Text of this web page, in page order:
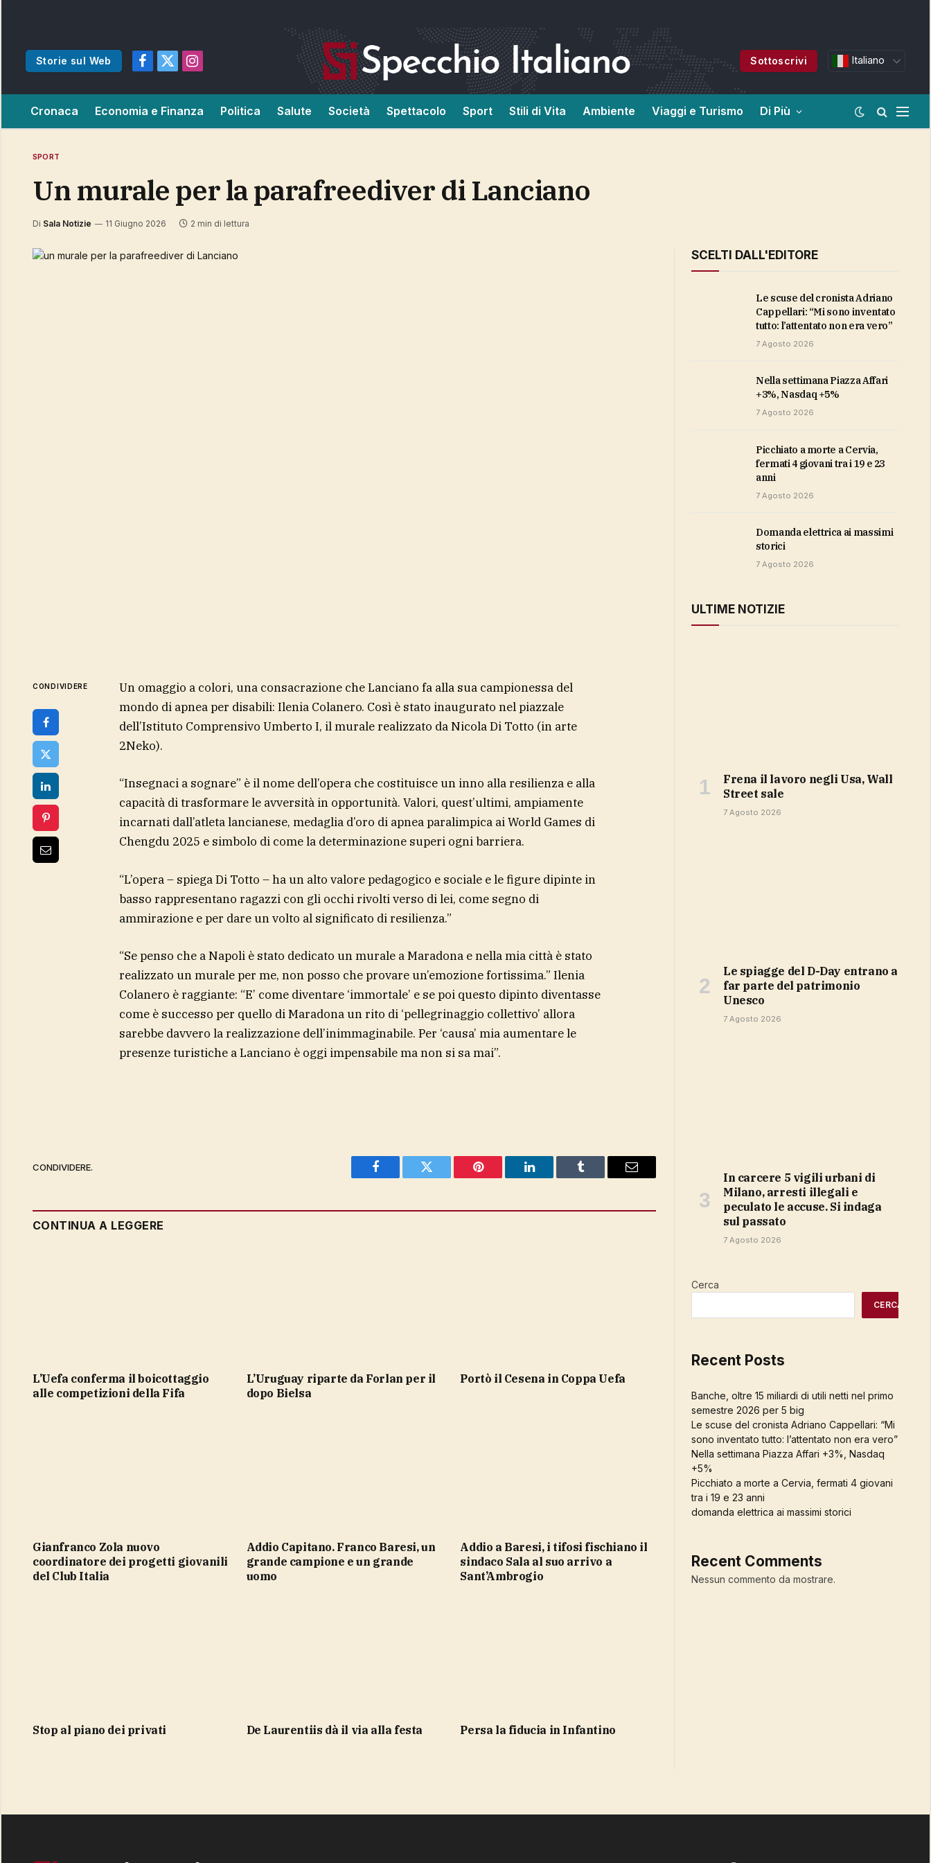
Storie sul Web
Facebook
X
Instagram
Sottoscrivi Italiano
Cronaca Economia e Finanza Politica Salute Società Spettacolo Sport Stili di Vita Ambiente Viaggi e Turismo Di Più
SPORT
un murale per la parafreediver di Lanciano
Di Sala Notizie 11 Giugno 2026 2 min di lettura
CONDIVIDERE
Un omaggio a colori, una consacrazione che Lanciano fa alla sua campionessa del
mondo di apnea per disabili: Ilenia Colanero. Così è stato inaugurato nel piazzale
dell’Istituto Comprensivo Umberto I, il murale realizzato da Nicola Di Totto (in arte
2Neko).
“Insegnaci a sognare” è il nome dell’opera che costituisce un inno alla resilienza e alla
capacità di trasformare le avversità in opportunità. Valori, quest’ultimi, ampiamente
incarnati dall’atleta lancianese, medaglia d’oro di apnea paralimpica ai World Games di
Chengdu 2025 e simbolo di come la determinazione superi ogni barriera.
“L’opera – spiega Di Totto – ha un alto valore pedagogico e sociale e le figure dipinte in
basso rappresentano ragazzi con gli occhi rivolti verso di lei, come segno di
ammirazione e per dare un volto al significato di resilienza.”
“Se penso che a Napoli è stato dedicato un murale a Maradona e nella mia città è stato
realizzato un murale per me, non posso che provare un’emozione fortissima.” Ilenia
Colanero è raggiante: “E’ come diventare ‘immortale’ e se poi questo dipinto diventasse
come è successo per quello di Maradona un rito di ‘pellegrinaggio collettivo’ allora
sarebbe davvero la realizzazione dell’inimmaginabile. Per ‘causa’ mia aumentare le
presenze turistiche a Lanciano è oggi impensabile ma non si sa mai”.
CONDIVIDERE.
Facebook Twitter Pinterest LinkedIn Tumblr Email
CONTINUA A LEGGERE
L’Uefa conferma il boicottaggio
alle competizioni della Fifa
L’Uruguay riparte da Forlan per il
dopo Bielsa
portò il Cesena in Coppa Uefa
Gianfranco Zola nuovo
coordinatore dei progetti giovanili
del Club Italia
Addio Capitano. Franco Baresi, un
grande campione e un grande
uomo
Addio a Baresi, i tifosi fischiano il
sindaco Sala al suo arrivo a
Sant’Ambrogio
stop al piano dei privati De Laurentiis dà il via alla festa Persa la fiducia in Infantino
SCELTI DALL'EDITORE
Le scuse del cronista Adriano
Cappellari: “Mi sono inventato
tutto: l’attentato non era vero”
7 Agosto 2026
Nella settimana Piazza Affari
+3%, Nasdaq +5%
7 Agosto 2026
Picchiato a morte a Cervia,
fermati 4 giovani tra i 19 e 23
anni
7 Agosto 2026
domanda elettrica ai massimi
storici
7 Agosto 2026
ULTIME NOTIZIE
Frena il lavoro negli Usa, Wall
Street sale
7 Agosto 2026
Le spiagge del D-Day entrano a
far parte del patrimonio
Unesco
7 Agosto 2026
In carcere 5 vigili urbani di
Milano, arresti illegali e
peculato le accuse. Si indaga
sul passato
7 Agosto 2026
Cerca
CERCA
Recent Posts
Banche, oltre 15 miliardi di utili netti nel primo
semestre 2026 per 5 big
Le scuse del cronista Adriano Cappellari: “Mi
sono inventato tutto: l’attentato non era vero”
Nella settimana Piazza Affari +3%, Nasdaq
+5%
Picchiato a morte a Cervia, fermati 4 giovani
tra i 19 e 23 anni
domanda elettrica ai massimi storici
Recent Comments
Nessun commento da mostrare.